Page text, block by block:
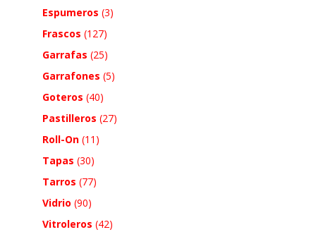
Espumeros (3)
Frascos (127)
Garrafas (25)
Garrafones (5)
Goteros (40)
Pastilleros (27)
Roll-On (11)
Tapas (30)
Tarros (77)
Vidrio (90)
Vitroleros (42)